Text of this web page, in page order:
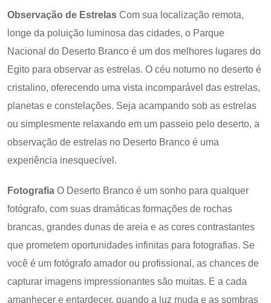
Observação de Estrelas Com sua localização remota,
longe da poluição luminosa das cidades, o Parque
Nacional do Deserto Branco é um dos melhores lugares do
Egito para observar as estrelas. O céu noturno no deserto é
cristalino, oferecendo uma vista incomparável das estrelas,
planetas e constelações. Seja acampando sob as estrelas
ou simplesmente relaxando em um passeio pelo deserto, a
observação de estrelas no Deserto Branco é uma
experiência inesquecível.
Fotografia O Deserto Branco é um sonho para qualquer
fotógrafo, com suas dramáticas formações de rochas
brancas, grandes dunas de areia e as cores contrastantes
que prometem oportunidades infinitas para fotografias. Se
você é um fotógrafo amador ou profissional, as chances de
capturar imagens impressionantes são muitas. E a cada
amanhecer e entardecer, quando a luz muda e as sombras